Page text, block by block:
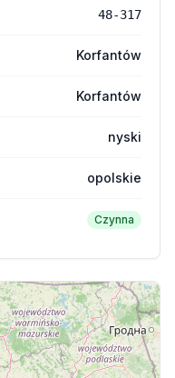
48-317
Korfantów
Korfantów
nyski
opolskie
Czynna